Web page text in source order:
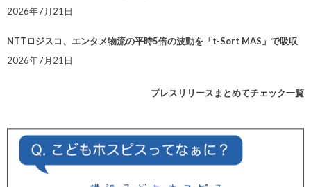
2026年7月21日
NTTロジスコ、エンタメ物流の平時5倍の波動を「t-Sort MAS」で吸収
2026年7月21日
プレスリリースまとめてチェック一覧